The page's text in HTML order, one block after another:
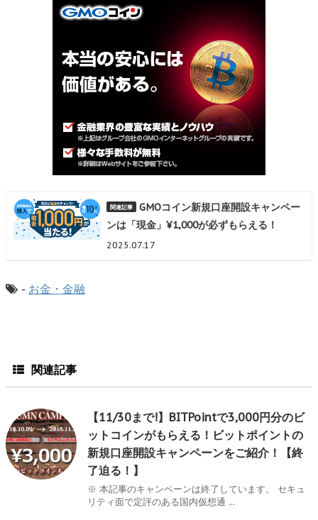
GMOコイン新規口座開設キャンペー
ンは「現金」¥1,000が必ずもらえる！
2025.07.17
- お金・金融
関連記事
【11/30まで!】BITPointで3,000円分のビ
ットコインがもらえる！ビットポイントの
新規口座開設キャンペーンをご紹介！【終
了迫る！】
※ 本記事のキャンペーンは終了しています。 セキュ
リティ面で定評のある国内仮想通 ...